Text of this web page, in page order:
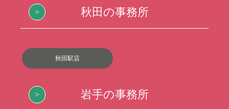
秋田の事務所
秋田駅店
岩手の事務所